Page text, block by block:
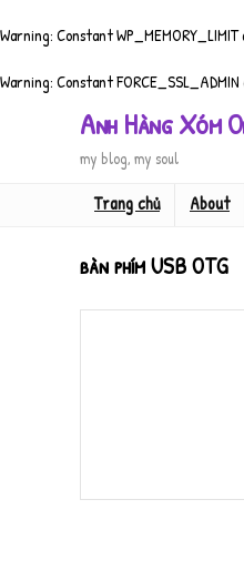
Warning: Constant
Warning: Constant
Anh Hàng Xóm
my blog, my soul
Trang chủ About
bàn phím USB OTG